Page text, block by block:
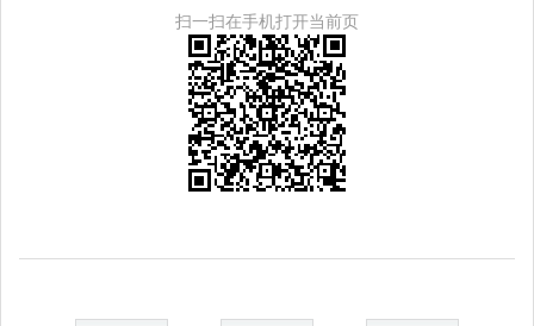
扫一扫在手机打开当前页